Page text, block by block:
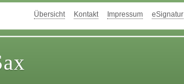
Übersicht Kontakt Impressum eSignatur